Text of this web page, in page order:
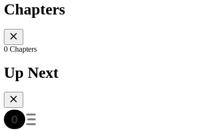
Chapters
0 Chapters
Up Next